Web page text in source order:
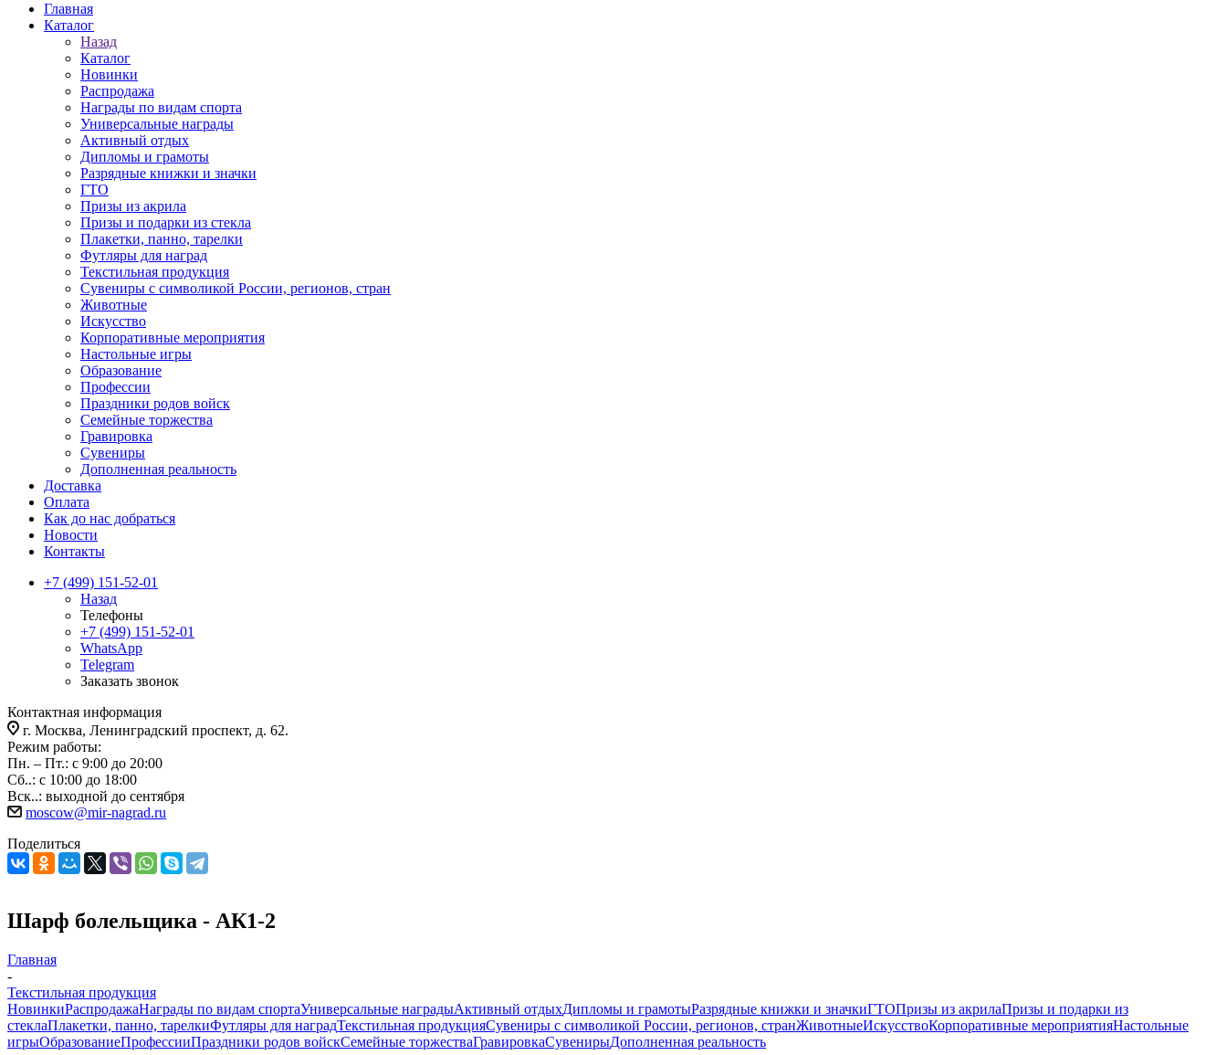
Главная
Каталог
Назад
Каталог
Новинки
Распродажа
Награды по видам спорта
Универсальные награды
Активный отдых
Дипломы и грамоты
Разрядные книжки и значки
ГТО
Призы из акрила
Призы и подарки из стекла
Плакетки, панно, тарелки
Футляры для наград
Текстильная продукция
Сувениры с символикой России, регионов, стран
Животные
Искусство
Корпоративные мероприятия
Настольные игры
Образование
Профессии
Праздники родов войск
Семейные торжества
Гравировка
Сувениры
Дополненная реальность
Доставка
Оплата
Как до нас добраться
Новости
Контакты
+7 (499) 151-52-01
Назад
Телефоны
+7 (499) 151-52-01
WhatsApp
Telegram
Заказать звонок
Контактная информация
г. Москва, Ленинградский проспект, д. 62.
Режим работы:
Пн. – Пт.: с 9:00 до 20:00
Сб..: с 10:00 до 18:00
Вск..: выходной до сентября
moscow@mir-nagrad.ru
Поделиться
Шарф болельщика - АК1-2
Главная
-
Текстильная продукция
НовинкиРаспродажаНаграды по видам спортаУниверсальные наградыАктивный отдыхДипломы и грамотыРазрядные книжки и значкиГТОПризы из акрилаПризы и подарки из
стеклаПлакетки, панно, тарелкиФутляры для наградТекстильная продукцияСувениры с символикой России, регионов, странЖивотныеИскусствоКорпоративные мероприятияНастольные
игрыОбразованиеПрофессииПраздники родов войскСемейные торжестваГравировкаСувенирыДополненная реальность